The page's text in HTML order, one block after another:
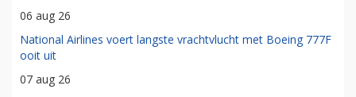
06 aug 26
National Airlines voert langste vrachtvlucht met Boeing 777F
ooit uit
07 aug 26